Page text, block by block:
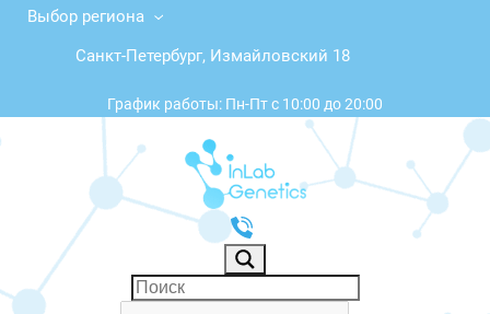
Выбор региона
Санкт-Петербург, Измайловский 18
График работы: Пн-Пт с 10:00 до 20:00